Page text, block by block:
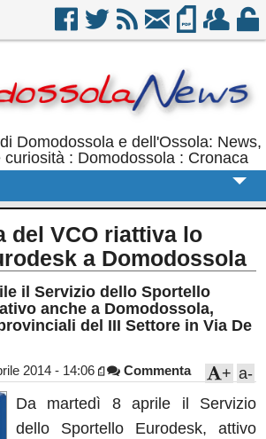
Domodossola e dell'Ossola: News,
curiosità : Domodossola : Cronaca
del VCO riattiva lo
a Domodossola
il Servizio dello Sportello
anche a Domodossola,
del III Settore in Via De
2014 - 14:06 Commenta a-
+
Da martedì 8 aprile il Servizio
dello Sportello Eurodesk, attivo